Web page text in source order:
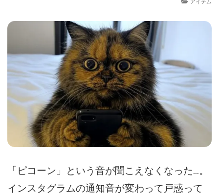
アイテム
「ピコーン」という音が聞こえなくなった...。
インスタグラムの通知音が変わって戸惑って